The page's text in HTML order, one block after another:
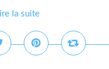
la suite